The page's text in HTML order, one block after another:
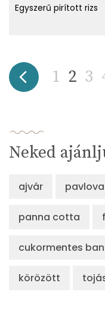
Egyszerű pirított rizs
1 2 3
Neked
ajvár
panna cotta
cukormentes
körözött